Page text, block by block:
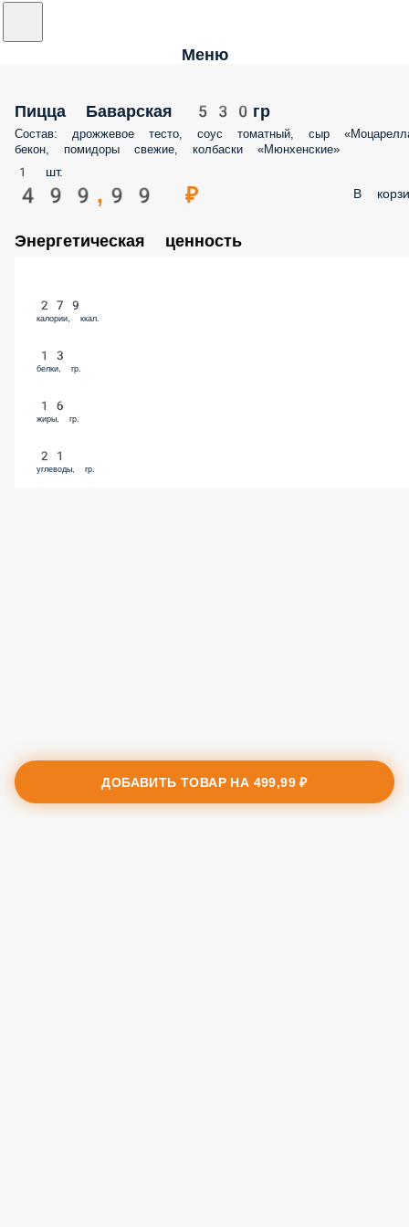
Меню
Пицца Баварская 530гр
Состав: дрожжевое тесто, соус томатный, сыр
бекон, помидоры свежие, колбаски «Мюнхенские»
1 шт.
499,99 ₽ В
Энергетическая ценность
279
калории, ккал.
13
белки, гр.
16
жиры, гр.
21
углеводы, гр.
ДОБАВИТЬ ТОВАР НА 499,99 ₽